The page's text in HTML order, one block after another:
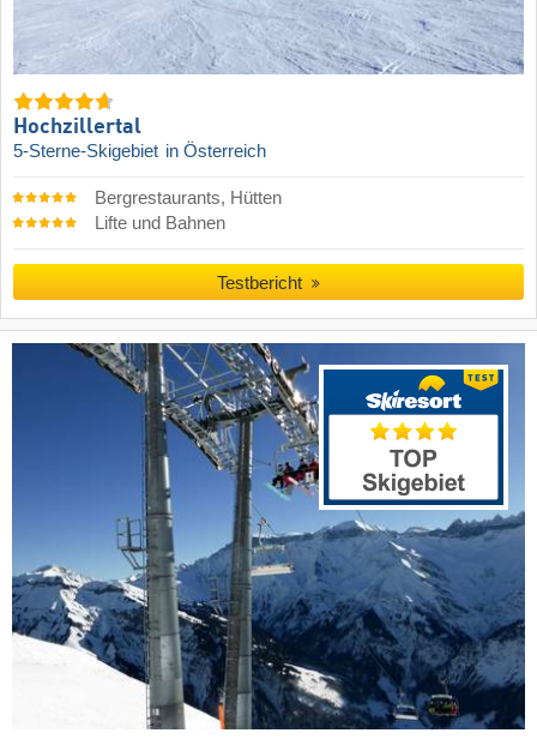
Hochzillertal
5-Sterne-Skigebiet in Österreich
Bergrestaurants, Hütten
Lifte und Bahnen
Testbericht